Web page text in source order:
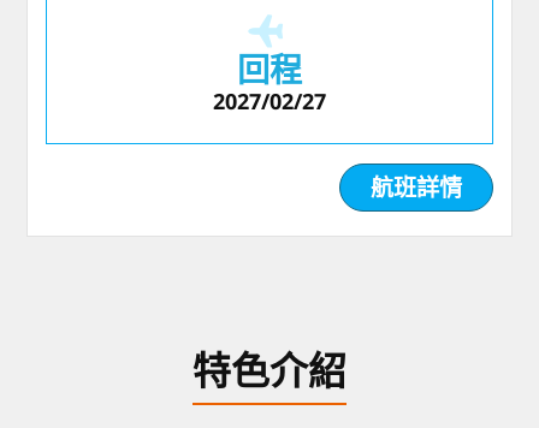
回程
2027/02/27
航班詳情
特色介紹